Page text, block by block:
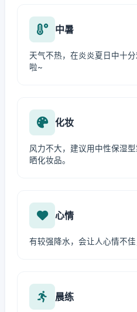
中暑
天气不热，在炎炎夏日中十
啦~
化妆
风力不大，建议用中性保湿
晒化妆品。
心情
有较强降水，会让人心情不佳
晨练